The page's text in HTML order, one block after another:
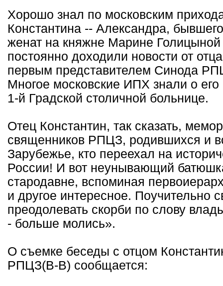
Хорошо знал по московским
Константина -- Александра,
женат на княжне Марине
постоянно доходили новости от
первым представителем Синода
Многое московские ИПХ знали о
1-й Градской столичной больнице.
Отец Константин, так сказать,
священников РПЦЗ, родившихся и
Зарубежье, кто переехал на
России! И вот неунывающий
стародавне, вспоминая
и другое интересное. Поучительно
преодолевать скорби по слову
- больше молись».
О съемке беседы с отцом
РПЦЗ(В-В) сообщается: